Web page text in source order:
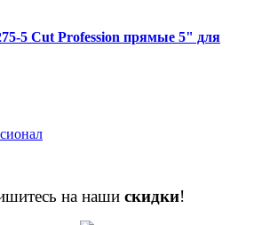
5 Cut Profession прямые 5" для
на наши скидки!